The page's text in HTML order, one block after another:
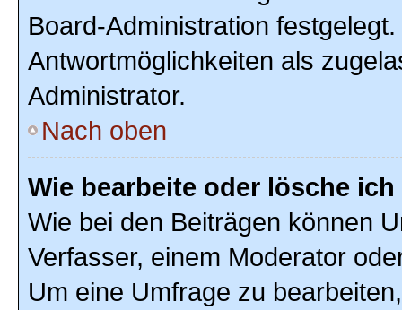
Board-Administration
Antwortmöglichkeiten als
Administrator.
Nach oben
Wie bearbeite oder lösche
Wie bei den Beiträgen können
Verfasser, einem Moderator
Um eine Umfrage zu